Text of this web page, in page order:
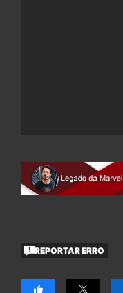
REPORTAR ERRO